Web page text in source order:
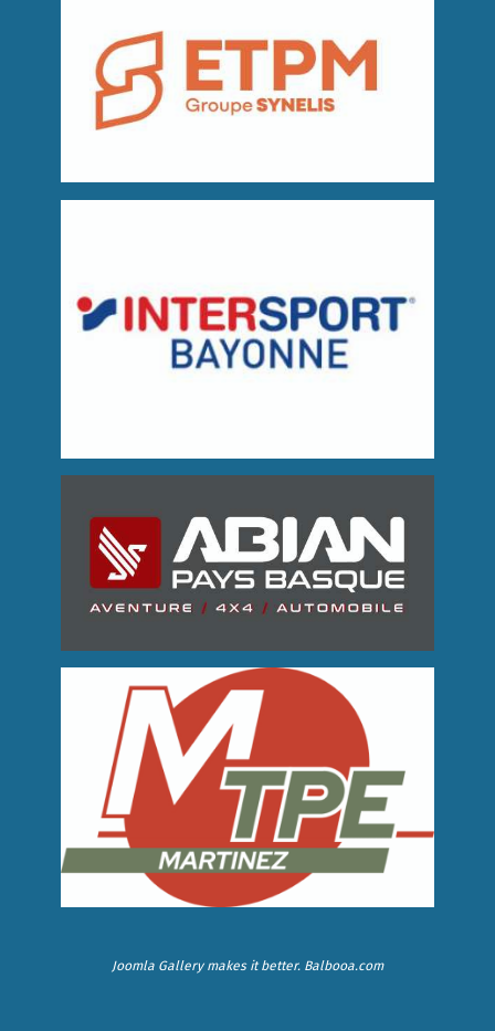
Joomla Gallerymakes it better. Balbooa.com